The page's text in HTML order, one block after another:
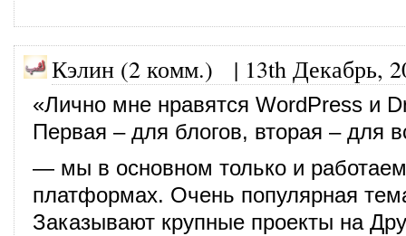
Кэлин (2 комм.) | 13th Декабрь,
«Лично мне нравятся WordPress и
Первая – для блогов, вторая – для
— мы в основном только и
платформах. Очень популярная
Заказывают крупные проекты на